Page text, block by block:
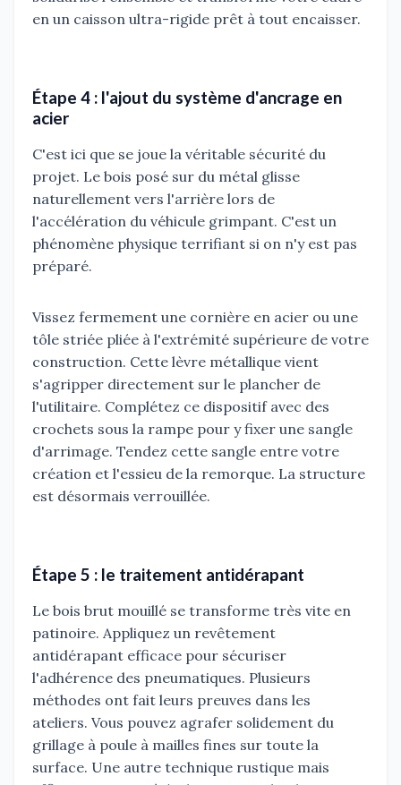
en un caisson ultra-rigide prêt à tout encaisser.
Étape 4 : l'ajout du système d'ancrage en
acier
C'est ici que se joue la véritable sécurité du
projet. Le bois posé sur du métal glisse
naturellement vers l'arrière lors de
l'accélération du véhicule grimpant. C'est un
phénomène physique terrifiant si on n'y est pas
préparé.
Vissez fermement une cornière en acier ou une
tôle striée pliée à l'extrémité supérieure de votre
construction. Cette lèvre métallique vient
s'agripper directement sur le plancher de
l'utilitaire. Complétez ce dispositif avec des
crochets sous la rampe pour y fixer une sangle
d'arrimage. Tendez cette sangle entre votre
création et l'essieu de la remorque. La structure
est désormais verrouillée.
Étape 5 : le traitement antidérapant
Le bois brut mouillé se transforme très vite en
patinoire. Appliquez un revêtement
antidérapant efficace pour sécuriser
l'adhérence des pneumatiques. Plusieurs
méthodes ont fait leurs preuves dans les
ateliers. Vous pouvez agrafer solidement du
grillage à poule à mailles fines sur toute la
surface. Une autre technique rustique mais